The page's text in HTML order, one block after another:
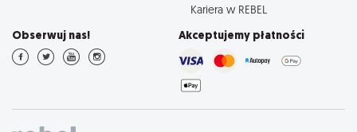
Kariera w REBEL
Obserwuj nas! Akceptujemy płatności